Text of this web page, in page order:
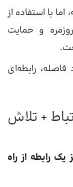
با استفاده از
و حمایت
رابطه‌ای
+ تلاش
رابطه از راه